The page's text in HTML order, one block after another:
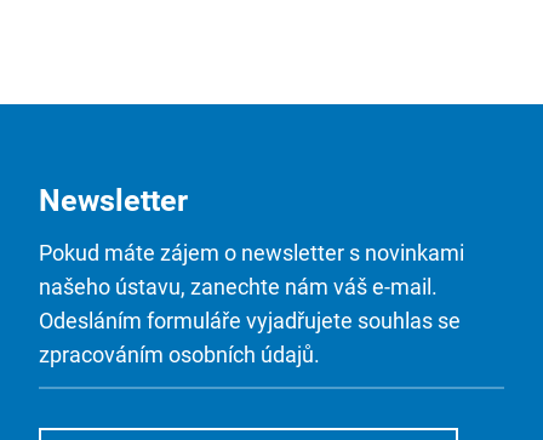
Newsletter
Pokud máte zájem o newsletter s novinkami
našeho ústavu, zanechte nám váš e-mail.
Odesláním formuláře vyjadřujete souhlas se
zpracováním osobních údajů.